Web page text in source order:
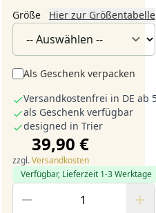
Größe Hier zur Größentabelle
Als Geschenk verpacken
Versandkostenfrei in DE ab
als Geschenk verfügbar
designed in Trier
39,90 €
zzgl.Versandkosten
Verfügbar, Lieferzeit 1-3 Werktage